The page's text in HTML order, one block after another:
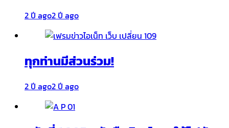
2 ปี ago2 ปี ago
ทุกท่านมีส่วนร่วม!
2 ปี ago2 ปี ago